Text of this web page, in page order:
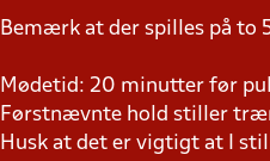
Bemærk at der spilles på to
Mødetid: 20 minutter før
Førstnævnte hold stiller
Husk at det er vigtigt at I